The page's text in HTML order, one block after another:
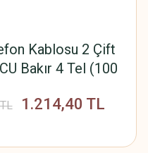
Kablosu 2 Çift
Bakır 4 Tel (100
1.214,40 TL